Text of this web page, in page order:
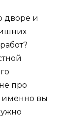
дворе и
про
именно вы